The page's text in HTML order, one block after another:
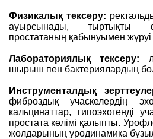
Физикалық тексеру:
ауырсынады, тыртықты
простатаның қабынуымен жүруі
Лабораториялық тексеру:
шырыш пен бактериялардың
Инструменталдық
фиброздық учаскелердің
кальцинаттар, гипоэхогенді
простата көлімі қалыпты.
жолдарының уродинамика